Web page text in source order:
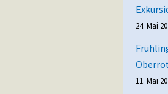
24. Mai
11. Mai